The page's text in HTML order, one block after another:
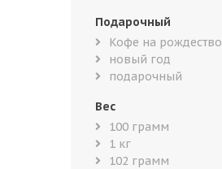
Подарочный
Кофе на рождество
новый год
подарочный
Вес
100 грамм
1 кг
102 грамм